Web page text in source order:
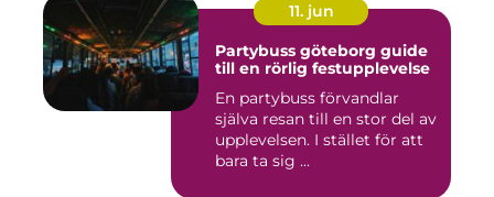
11. jun
Partybuss göteborg guide
till en rörlig festupplevelse
En partybuss förvandlar
själva resan till en stor del av
upplevelsen. I stället för att
bara ta sig ...